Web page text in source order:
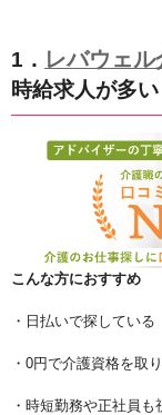
1． レバウェ
時給求人が多い
こんな方におすすめ
・日払いで探している
・0円で介護資格を取
・時短勤務や正社員